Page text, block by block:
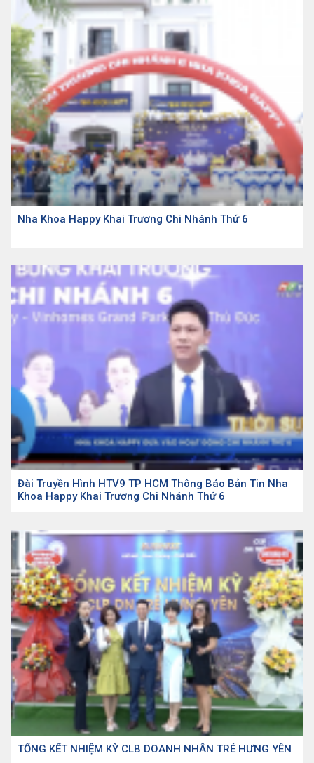
Nha Khoa Happy Khai Trương Chi Nhánh Thứ 6
Đài Truyền Hình HTV9 TP HCM Thông Báo Bản Tin Nha
Khoa Happy Khai Trương Chi Nhánh Thứ 6
TỔNG KẾT NHIỆM KỲ CLB DOANH NHÂN TRẺ HƯNG YÊN